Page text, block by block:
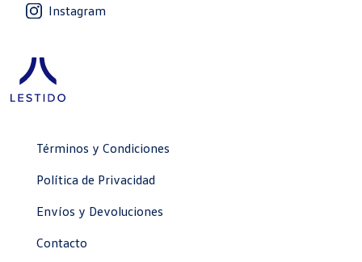
Instagram
Términos y Condiciones
Política de Privacidad
Envíos y Devoluciones
Contacto